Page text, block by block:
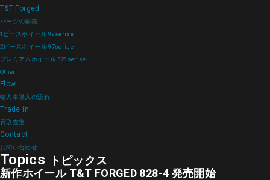
T&T Forged
パーツの販売
1ピースホイール 99serise
2ピースホイール 97serise
プレミアムホイール 828serise
Other
Flow
輸入車購入の流れ
Trade in
買取査定
Contact
お問い合わせ
Topics トピックス
新作ホイール T&T FORGED 828-4 発売開始